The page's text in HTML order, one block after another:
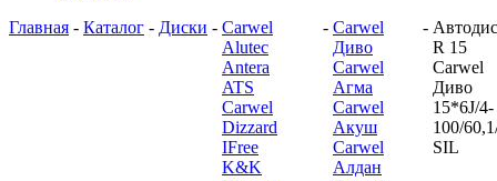
Главная - Каталог - Диски - Carwel
Alutec
Antera
ATS
Carwel
Dizzard
IFree
K&K
- Carwel
Диво
Carwel
Агма
Carwel
Акуш
Carwel
Алдан
-
R 15
Carwel
Диво
15*6J/4-
100/
SIL